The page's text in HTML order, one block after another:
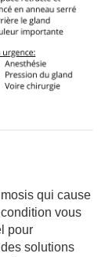
qui cause
vous
pour
solutions